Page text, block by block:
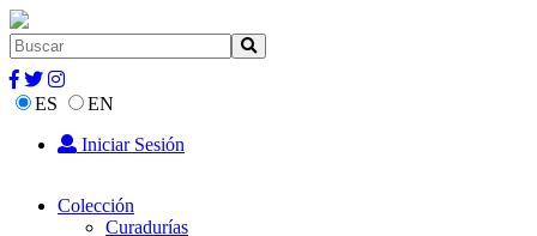
ES
EN
Iniciar Sesión
Colección
Curadurías